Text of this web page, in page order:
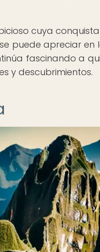
cuya
puede apreciar en
fascinando a
y descubrimientos.